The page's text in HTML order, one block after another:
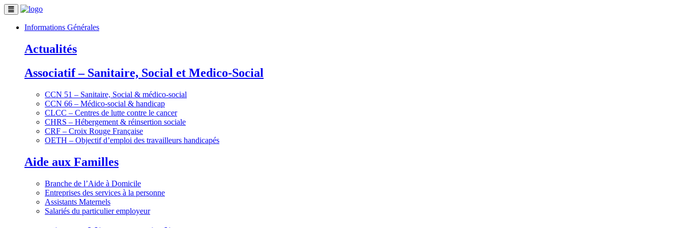
Informations Générales
Actualités
Associatif – Sanitaire, Social et Medico-Social
CCN 51 – Sanitaire, Social & médico-social
CCN 66 – Médico-social & handicap
CLCC – Centres de lutte contre le cancer
CHRS – Hébergement & réinsertion sociale
CRF – Croix Rouge Française
OETH – Objectif d’emploi des travailleurs handicapés
Aide aux Familles
Branche de l’Aide à Domicile
Entreprises des services à la personne
Assistants Maternels
Salariés du particulier employeur